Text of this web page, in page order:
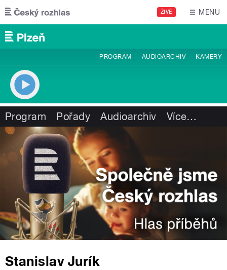
Přejít k hlavnímu obsahu
ŽIVĚ MENU
PROGRAM AUDIOARCHIV KAMERY
Program Pořady Audioarchiv Více…
Stanislav Jurík